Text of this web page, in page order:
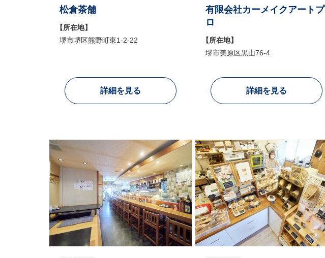
松倉茶舗
【所在地】
堺市堺区熊野町東1-2-22
詳細を見る
有限会社カーメイクアートプ
ロ
【所在地】
堺市美原区黒山76-4
詳細を見る